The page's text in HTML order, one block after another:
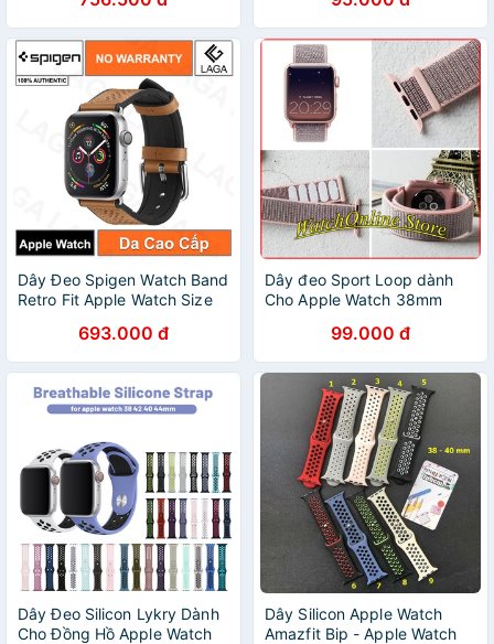
Dây Đeo Silicon Size 38mm/
40mm/ 42mm/ 44mm
Dây Đeo Spigen Watch Band
Retro Fit Apple Watch Size
44mm / 41mm / 45mm
693.000 đ
Dây đeo Sport Loop dành
Cho Apple Watch 38mm
99.000 đ
Dây Đeo Silicon Lykry Dành
Cho Đồng Hồ Apple Watch
Dây Silicon Apple Watch
Amazfit Bip - Apple Watch